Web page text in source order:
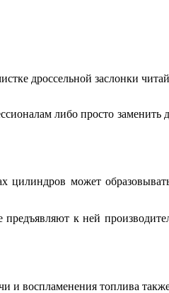
дроссельной заслонки
либо просто заменить
может
к ней
и воспламенения топлива